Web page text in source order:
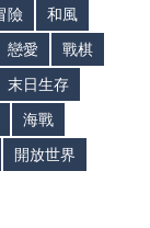
險
和風
戀愛
戰棋
末日生存
海戰
開放世界